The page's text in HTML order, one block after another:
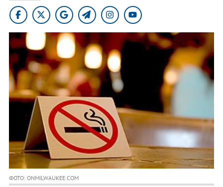
ФОТО: ONMILWAUKEE.COM